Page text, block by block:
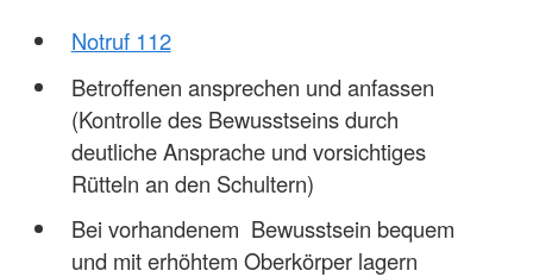
Notruf 112
Betroffenen ansprechen und anfassen
(Kontrolle des Bewusstseins durch
deutliche Ansprache und vorsichtiges
Rütteln an den Schultern)
Bei vorhandenem Bewusstsein bequem
und mit erhöhtem Oberkörper lagern